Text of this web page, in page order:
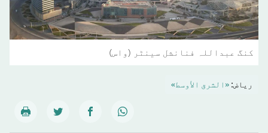
کنگ عبداللہ فنانشل سینٹر (واس)
ریاض: «الشرق الأوسط»